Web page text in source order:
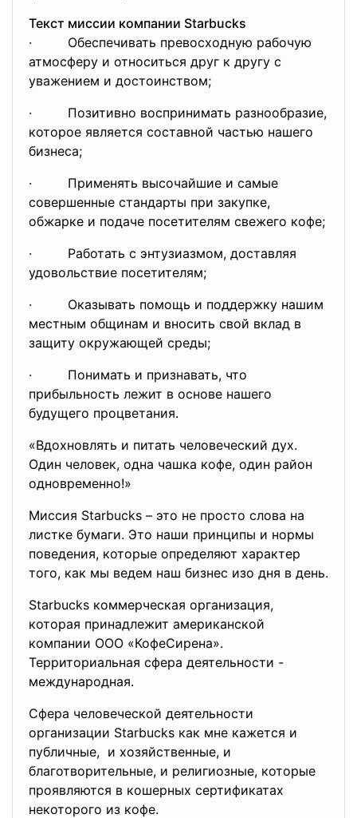
Текст миссии компании Starbucks
· Обеспечивать превосходную рабочую
атмосферу и относиться друг к другу с
уважением и достоинством;
· Позитивно воспринимать разнообразие,
которое является составной частью нашего
бизнеса;
· Применять высочайшие и самые
совершенные стандарты при закупке,
обжарке и подаче посетителям свежего кофе;
· Работать с энтузиазмом, доставляя
удовольствие посетителям;
· Оказывать помощь и поддержку нашим
местным общинам и вносить свой вклад в
защиту окружающей среды;
· Понимать и признавать, что
прибыльность лежит в основе нашего
будущего процветания.
«Вдохновлять и питать человеческий дух.
Один человек, одна чашка кофе, один район
одновременно!»
Миссия Starbucks – это не просто слова на
листке бумаги. Это наши принципы и нормы
поведения, которые определяют характер
того, как мы ведем наш бизнес изо дня в день.
Starbucks коммерческая организация,
которая принадлежит американской
компании ООО «КофеСирена».
Территориальная сфера деятельности -
международная.
Сфера человеческой деятельности
организации Starbucks как мне кажется и
публичные, и хозяйственные, и
благотворительные, и религиозные, которые
проявляются в кошерных сертификатах
некоторого из кофе.